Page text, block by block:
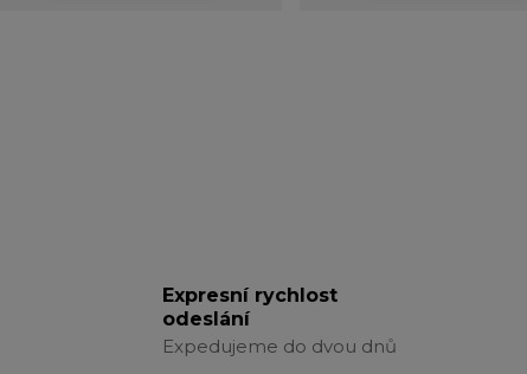
Expresní rychlost
odeslání
Expedujeme do dvou dnů